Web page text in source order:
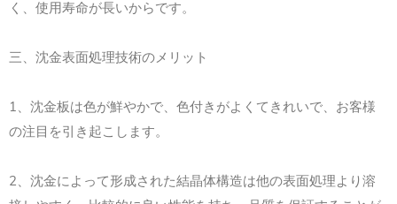
く、使用寿命が長いからです。
三、沈金表面処理技術のメリット
1、沈金板は色が鮮やかで、色付きがよくてきれいで、お客様
の注目を引き起こします。
2、沈金によって形成された結晶体構造は他の表面処理より溶